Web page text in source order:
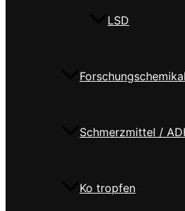
LSD
Schmerzmittel /
Ko tropfen